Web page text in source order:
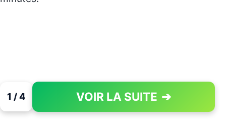
1 / 4 VOIR LA SUITE ➔
PAGE 1 OF 4